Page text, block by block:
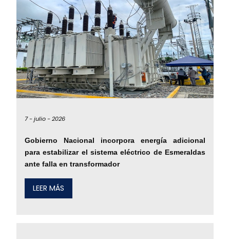
7 -julio -2026
Gobierno Nacional incorpora energía adicional
para estabilizar el sistema eléctrico de Esmeraldas
ante falla en transformador
LEER MÁS